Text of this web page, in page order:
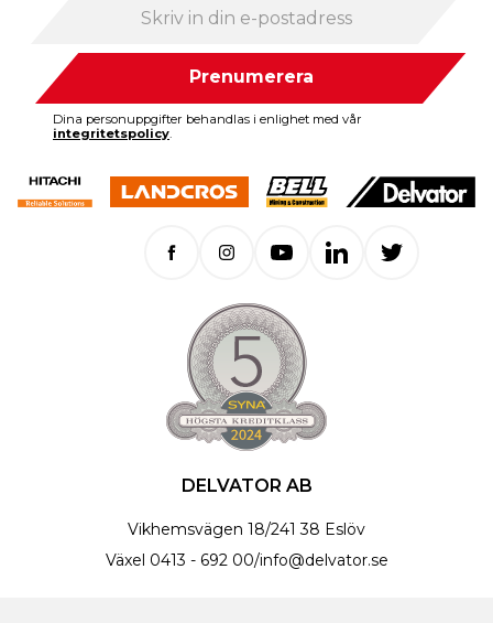
Prenumerera
Dina personuppgifter behandlas i enlighet med vår
integritetspolicy.
DELVATOR AB
Vikhemsvägen 18/241 38 Eslöv
Växel 0413 - 692 00/info@delvator.se